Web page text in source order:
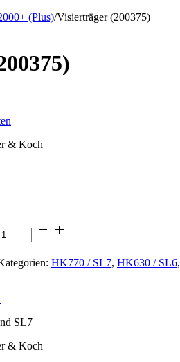
(Plus)/Visierträger (200375)
& Koch
HK770 / SL7, HK630 / SL6,
SL7
& Koch